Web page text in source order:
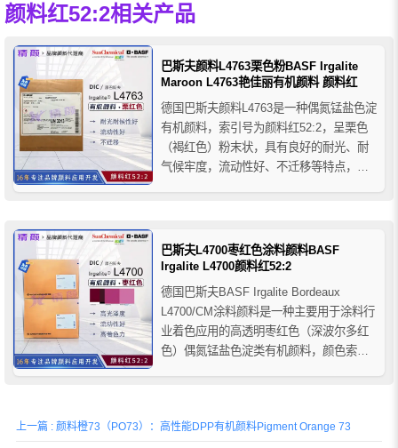
颜料红52:2相关产品
巴斯夫颜料L4763栗色粉BASF Irgalite
Maroon L4763艳佳丽有机颜料 颜料红
德国巴斯夫颜料L4763是一种偶氮锰盐色淀
有机颜料，索引号为颜料红52:2，呈栗色
（褐红色）粉末状，具有良好的耐光、耐
气候牢度，流动性好、不迁移等特点，耐
刷油墨。
巴斯夫L4700枣红色涂料颜料BASF
Irgalite L4700颜料红52:2
德国巴斯夫BASF Irgalite Bordeaux
L4700/CM涂料颜料是一种主要用于涂料行
业着色应用的高透明枣红色（深波尔多红
色）偶氮锰盐色淀类有机颜料，颜色索引
替代品，推荐用于各种工业涂料、...
上一篇 : 颜料橙73（PO73）：高性能DPP有机颜料Pigment Orange 73